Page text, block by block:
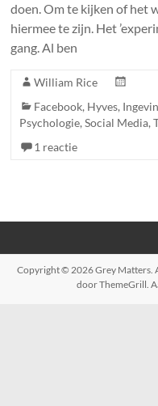
doen. Om te kijken of het
hiermee te zijn. Het
gang. Al ben
William Rice
Facebook, Hyves,
Psychologie,Social Media,
1 reactie
Copyright © 2026Grey Matters.
door ThemeGrill.